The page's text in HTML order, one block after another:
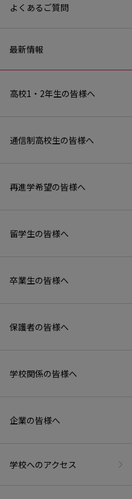
よくあるご質問
最新情報
高校1・2年生の皆様へ
通信制高校生の皆様へ
再進学希望の皆様へ
留学生の皆様へ
卒業生の皆様へ
保護者の皆様へ
学校関係の皆様へ
企業の皆様へ
学校へのアクセス